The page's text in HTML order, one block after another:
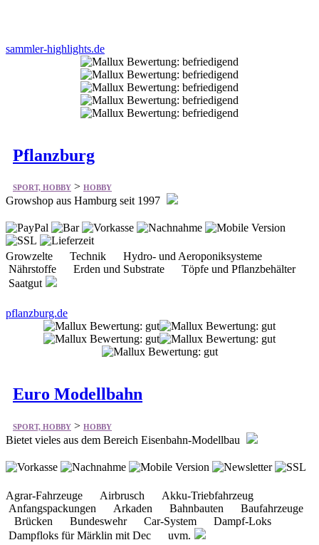
sammler-highlights.de
Pflanzburg
SPORT, HOBBY > HOBBY
Growshop aus Hamburg seit 1997
Growzelte Technik Hydro- und Aeroponiksysteme
Nährstoffe Erden und Substrate Töpfe und Pflanzbehälter
Saatgut
pflanzburg.de
Euro Modellbahn
SPORT, HOBBY > HOBBY
Bietet vieles aus dem Bereich Eisenbahn-Modellbau
Agrar-Fahrzeuge Airbrusch Akku-Triebfahrzeug
Anfangspackungen Arkaden Bahnbauten Baufahrzeuge
Brücken Bundeswehr Car-System Dampf-Loks
Dampfloks für Märklin mit Dec uvm.